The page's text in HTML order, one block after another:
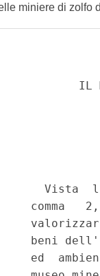
miniere di zolfo